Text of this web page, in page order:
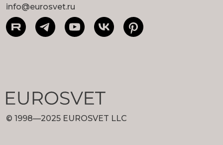
info@eurosvet.ru
© 1998—2025 EUROSVET LLC